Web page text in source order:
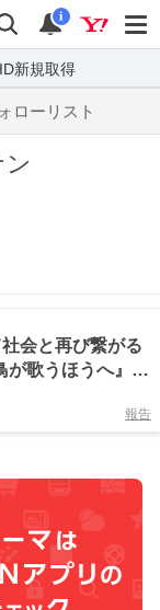
検索
通知
i
ID新規取得
ローリスト
会と再び繋がる
が歌うほうへ』ノ
ンタビュー
報告